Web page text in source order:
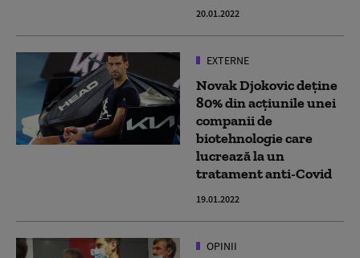
20.01.2022
EXTERNE
Novak Djokovic deține
80% din acțiunile unei
companii de
biotehnologie care
lucrează la un
tratament anti-Covid
19.01.2022
OPINII